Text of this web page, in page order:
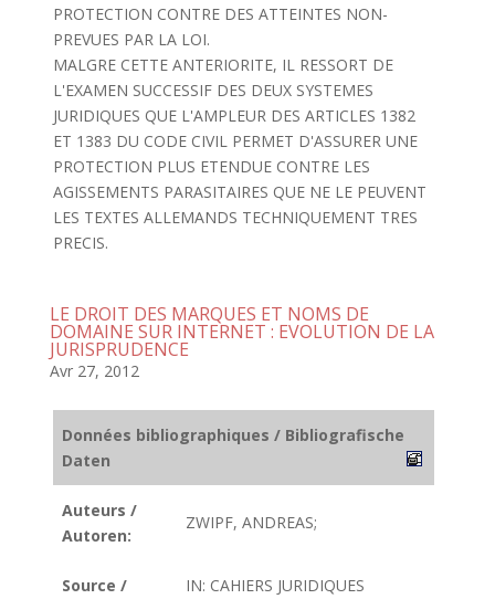
PROTECTION CONTRE DES ATTEINTES NON-
PREVUES PAR LA LOI.
MALGRE CETTE ANTERIORITE, IL RESSORT DE
L'EXAMEN SUCCESSIF DES DEUX SYSTEMES
JURIDIQUES QUE L'AMPLEUR DES ARTICLES 1382
ET 1383 DU CODE CIVIL PERMET D'ASSURER UNE
PROTECTION PLUS ETENDUE CONTRE LES
AGISSEMENTS PARASITAIRES QUE NE LE PEUVENT
LES TEXTES ALLEMANDS TECHNIQUEMENT TRES
PRECIS.
LE DROIT DES MARQUES ET NOMS DE
DOMAINE SUR INTERNET : EVOLUTION DE LA
JURISPRUDENCE
Avr 27, 2012
Données bibliographiques / Bibliografische
Daten
Auteurs /
Autoren:
ZWIPF, ANDREAS;
Source /
IN: CAHIERS JURIDIQUES